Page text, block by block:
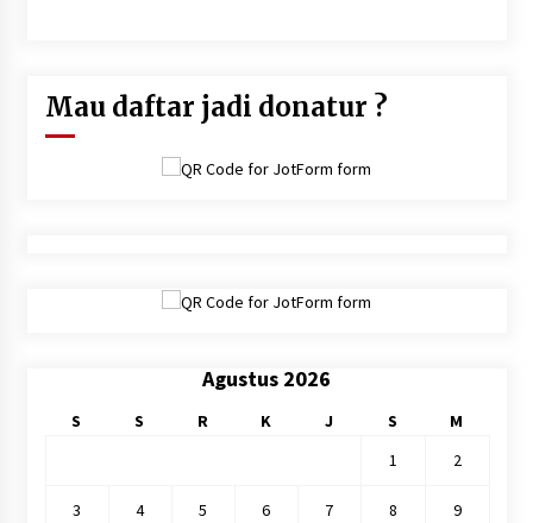
Mau daftar jadi donatur ?
Agustus 2026
S S R K J S
M
1
2
3 4 5 6 7 8 9